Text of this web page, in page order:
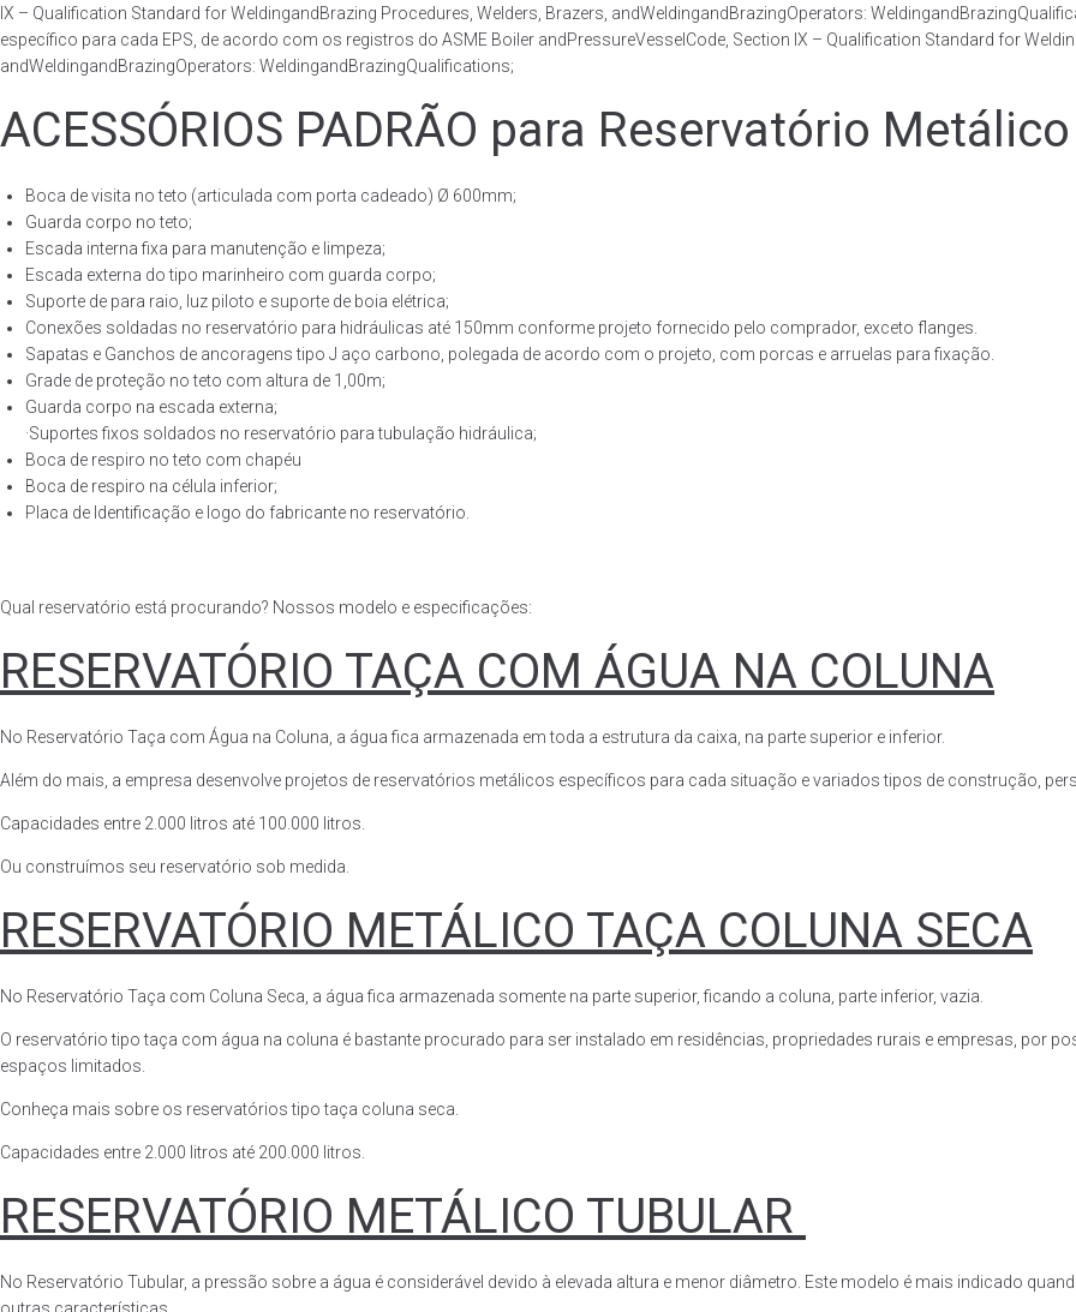
IX – Qualification Standard for WeldingandBrazing Procedures, Welders, Brazers, andWeldingandBrazingOperators:
específico para cada EPS, de acordo com os registros do ASME Boiler andPressureVesselCode, Section IX – Qualification Standard for
andWeldingandBrazingOperators: WeldingandBrazingQualifications;
ACESSÓRIOS PADRÃO para Reservatório
Boca de visita no teto (articulada com porta cadeado) Ø 600mm;
Guarda corpo no teto;
Escada interna fixa para manutenção e limpeza;
Escada externa do tipo marinheiro com guarda corpo;
Suporte de para raio, luz piloto e suporte de boia elétrica;
Conexões soldadas no reservatório para hidráulicas até 150mm conforme projeto fornecido pelo comprador, exceto flanges.
Sapatas e Ganchos de ancoragens tipo J aço carbono, polegada de acordo com o projeto, com porcas e arruelas para fixação.
Grade de proteção no teto com altura de 1,00m;
Guarda corpo na escada externa;
·Suportes fixos soldados no reservatório para tubulação hidráulica;
Boca de respiro no teto com chapéu
Boca de respiro na célula inferior;
Placa de Identificação e logo do fabricante no reservatório.
Qual reservatório está procurando? Nossos modelo e especificações:
RESERVATÓRIO TAÇA COM ÁGUA NA COLUNA
No Reservatório Taça com Água na Coluna, a água fica armazenada em toda a estrutura da caixa, na parte superior e inferior.
Além do mais, a empresa desenvolve projetos de reservatórios metálicos específicos para cada situação e variados tipos de construção,
Capacidades entre 2.000 litros até 100.000 litros.
Ou construímos seu reservatório sob medida.
RESERVATÓRIO METÁLICO TAÇA COLUNA SECA
No Reservatório Taça com Coluna Seca, a água fica armazenada somente na parte superior, ficando a coluna, parte inferior, vazia.
O reservatório tipo taça com água na coluna é bastante procurado para ser instalado em residências, propriedades rurais e empresas, por
espaços limitados.
Conheça mais sobre os reservatórios tipo taça coluna seca.
Capacidades entre 2.000 litros até 200.000 litros.
RESERVATÓRIO METÁLICO TUBULAR
No Reservatório Tubular, a pressão sobre a água é considerável devido à elevada altura e menor diâmetro. Este modelo é mais indicado